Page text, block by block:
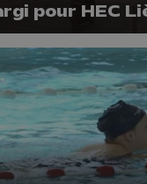
pour HEC